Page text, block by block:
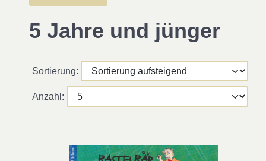
5 Jahre und jünger
Sortierung:
Anzahl: